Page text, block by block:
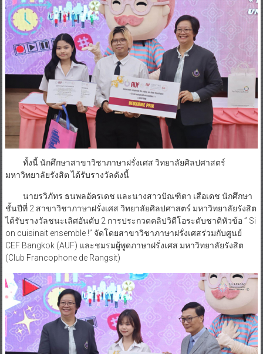
ทั้งนี้ นักศึกษาสาขาวิชาภาษาฝรั่งเศส วิทยาลัยศิลปศาสตร์
มหาวิทยาลัยรังสิต ได้รับรางวัลดังนี้
นายรวิภัทร ธนพลอัครเดช และนางสาวปัณฑิตา เสือเดช นักศึกษา
ชั้นปีที่ 2 สาขาวิชาภาษาฝรั่งเศส วิทยาลัยศิลปศาสตร์ มหาวิทยาลัยรังสิต
ได้รับรางวัลชนะเลิศอันดับ 2 การประกวดคลิปวิดีโอระดับชาติหัวข้อ ” Si
on cuisinait ensemble !” จัดโดยสาขาวิชาภาษาฝรั่งเศสร่วมกับศูนย์
CEF Bangkok (AUF) และชมรมผู้พูดภาษาฝรั่งเศส มหาวิทยาลัยรังสิต
(Club Francophone de Rangsit)